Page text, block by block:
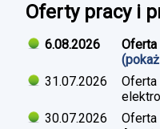
Oferty pracy i
6.08.2026
Oferta
31.07.2026
Oferta
30.07.2026
Oferta